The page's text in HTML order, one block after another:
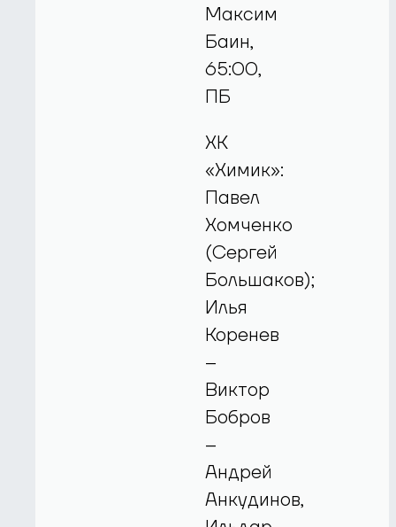
Максим
Баин,
65:00,
ПБ
ХК
«Химик»:
Павел
Хомченко
(Сергей
Большаков);
Илья
Коренев
–
Виктор
Бобров
–
Андрей
Анкудинов,